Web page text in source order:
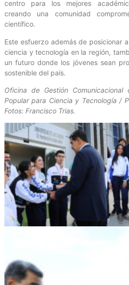
centro para los mejores
creando una comunidad
científico.
Este esfuerzo además de posicionar
ciencia y tecnología en la región,
un futuro donde los jóvenes sean
sostenible del país.
Oficina de Gestión
Popular para Ciencia y Tecnología /
Fotos: Francisco Trias.